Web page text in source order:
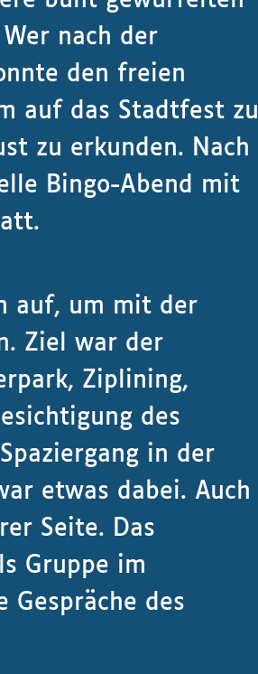
nach der
den freien
auf das Stadtfest zu
zu erkunden. Nach
Bingo-Abend mit
auf, um mit der
Ziel war der
Ziplining,
des
in der
etwas dabei. Auch
Seite. Das
Gruppe im
Gespräche des